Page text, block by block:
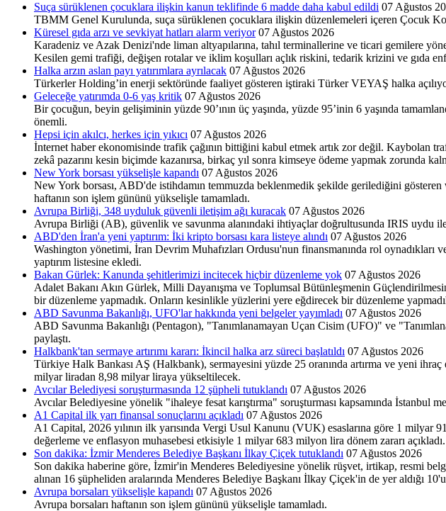
Suça sürüklenen çocuklara ilişkin kanun teklifinde 6 madde daha kabul edildi 07 Ağustos
TBMM Genel Kurulunda, suça sürüklenen çocuklara ilişkin düzenlemeleri içeren Çocuk
Küresel gıda arzı ve sevkiyat hatları alarm veriyor 07 Ağustos 2026
Karadeniz ve Azak Denizi'nde liman altyapılarına, tahıl terminallerine ve ticari gemilere
Kesilen gemi trafiği, değişen rotalar ve iklim koşulları açlık riskini, tedarik krizini ve gıda
Halka arzın aslan payı yatırımlara ayrılacak 07 Ağustos 2026
Türkerler Holding’in enerji sektöründe faaliyet göste­ren iştiraki Türker VEYAŞ halka
Geleceğe yatırımda 0-6 yaş kritik 07 Ağustos 2026
Bir çocuğun, beyin gelişiminin yüzde 90’ının üç yaşında, yüzde 95’inin 6 yaşında
önemli.
Hepsi için akılcı, herkes için yıkıcı 07 Ağustos 2026
İnternet haber ekonomisinde trafik çağının bittiğini kabul etmek artık zor değil. Kaybolan
zekâ pazarını kesin biçimde kazanırsa, birkaç yıl sonra kimseye ödeme yapmak zorunda
New York borsası yükselişle kapandı 07 Ağustos 2026
New York borsası, ABD'de istihdamın temmuzda beklenmedik şekilde gerilediğini
haftanın son işlem gününü yükselişle tamamladı.
Avrupa Birliği, 348 uyduluk güvenli iletişim ağı kuracak 07 Ağustos 2026
Avrupa Birliği (AB), güvenlik ve savunma alanındaki ihtiyaçlar doğrultusunda IRIS uydu
ABD'den İran'a yeni yaptırım: İki kripto borsası kara listeye alındı 07 Ağustos 2026
Washington yönetimi, İran Devrim Muhafızları Ordusu'nun finansmanında rol oynadıkları
yaptırım listesine ekledi.
Bakan Gürlek: Kanunda şehitlerimizi incitecek hiçbir düzenleme yok 07 Ağustos 2026
Adalet Bakanı Akın Gürlek, Milli Dayanışma ve Toplumsal Bütünleşmenin
bir düzenleme yapmadık. Onların kesinlikle yüzlerini yere eğdirecek bir düzenleme
ABD Savunma Bakanlığı, UFO'lar hakkında yeni belgeler yayımladı 07 Ağustos 2026
ABD Savunma Bakanlığı (Pentagon), "Tanımlanamayan Uçan Cisim (UFO)" ve
paylaştı.
Halkbank'tan sermaye artırımı kararı: İkincil halka arz süreci başlatıldı 07 Ağustos 2026
Türkiye Halk Bankası AŞ (Halkbank), sermayesini yüzde 25 oranında artırma ve yeni ihraç
milyar liradan 8,98 milyar liraya yükseltilecek.
Avcılar Belediyesi soruşturmasında 12 şüpheli tutuklandı 07 Ağustos 2026
Avcılar Belediyesine yönelik "ihaleye fesat karıştırma" soruşturması kapsamında İstanbul
A1 Capital ilk yarı finansal sonuçlarını açıkladı 07 Ağustos 2026
A1 Capital, 2026 yılının ilk yarısında Vergi Usul Kanunu (VUK) esaslarına göre 1
değerleme ve enflasyon muhasebesi etkisiyle 1 milyar 683 milyon lira dönem zararı açıkladı.
Son dakika: İzmir Menderes Belediye Başkanı İlkay Çiçek tutuklandı 07 Ağustos 2026
Son dakika haberine göre, İzmir'in Menderes Belediyesine yönelik rüşvet, irtikap, resmi
alınan 16 şüpheliden aralarında Menderes Belediye Başkanı İlkay Çiçek'in de yer aldığı
Avrupa borsaları yükselişle kapandı 07 Ağustos 2026
Avrupa borsaları haftanın son işlem gününü yükselişle tamamladı.